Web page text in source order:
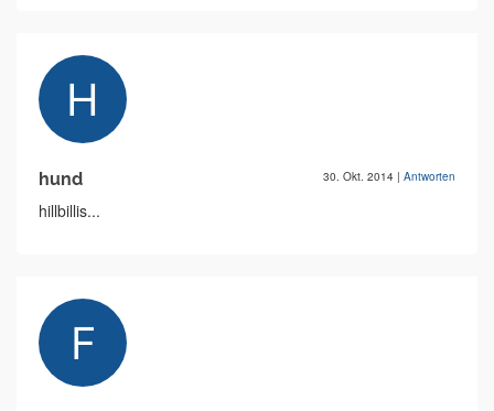
hund 30. Okt. 2014 | Antworten
hillbillis...